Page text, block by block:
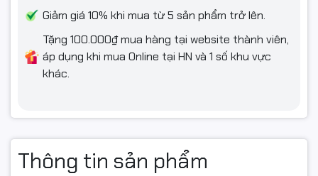
Giảm giá 10% khi mua từ 5 sản phẩm trở lên.
Tặng 100.000₫ mua hàng tại website thành viên,
áp dụng khi mua Online tại HN và 1 số khu vực
khác.
Thông tin sản phẩm
- Khi quý khách thấy sản phẩm bị hư hỏng do va đập hoặc do
vận chuyển ( Quý khách quay lại video giúp Chúng tôi)
- Khi nhận hàng quý khách thấy sản phẩm không dùng được
hoặc chưa biết các sử dụng ( Quý khách để lại liên hệ để bên